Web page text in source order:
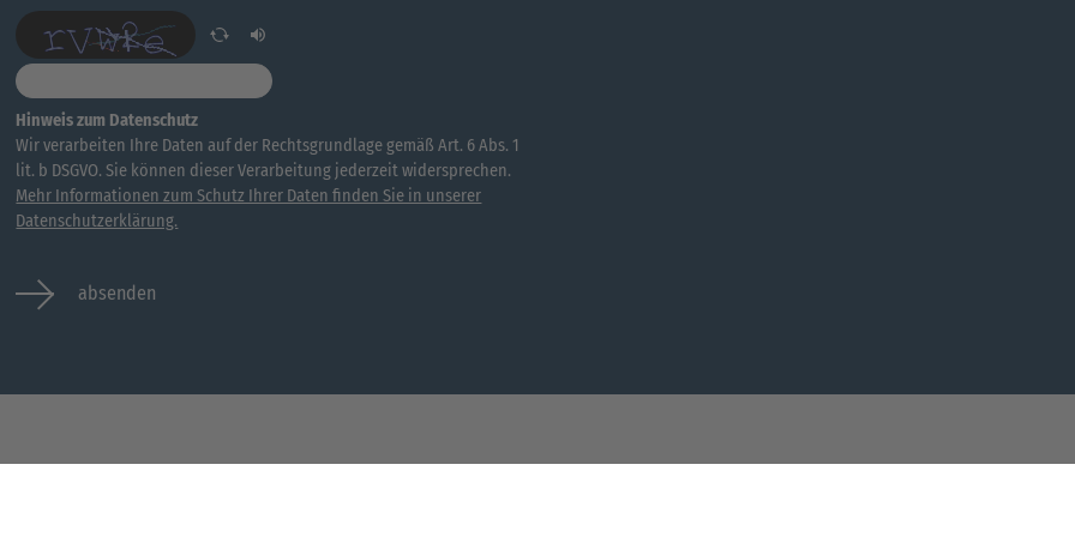
Hinweis zum Datenschutz
Wir verarbeiten Ihre Daten auf der Rechtsgrundlage gemäß Art. 6 Abs. 1
lit. b DSGVO. Sie können dieser Verarbeitung jederzeit widersprechen.
Mehr Informationen zum Schutz Ihrer Daten finden Sie in unserer
Datenschutzerklärung.
absenden